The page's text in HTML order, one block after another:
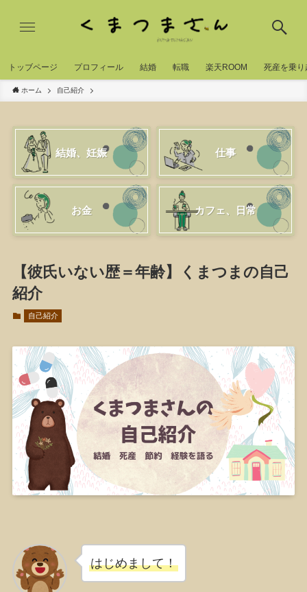
トッブページ プロフィール 結婚 転職 楽天ROOM 死産を乗り
ホーム 自己紹介
結婚、妊娠 仕事
お金 カフェ、日常
【彼氏いない歴＝年齢】くまつまの自己
紹介
自己紹介
はじめまして！